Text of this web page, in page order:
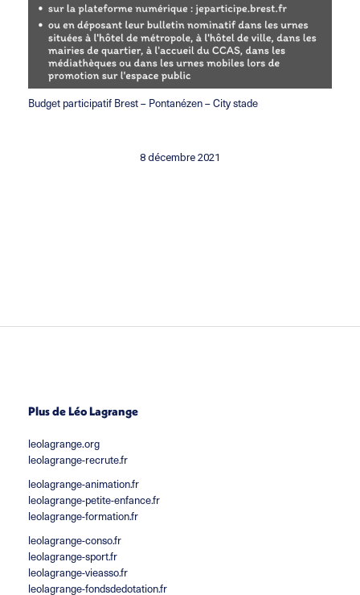
Budget participatif Brest – Pontanézen – City stade
8 décembre 2021
Plus de Léo Lagrange
leolagrange.org
leolagrange-recrute.fr
leolagrange-animation.fr
leolagrange-petite-enfance.fr
leolagrange-formation.fr
leolagrange-conso.fr
leolagrange-sport.fr
leolagrange-vieasso.fr
leolagrange-fondsdedotation.fr